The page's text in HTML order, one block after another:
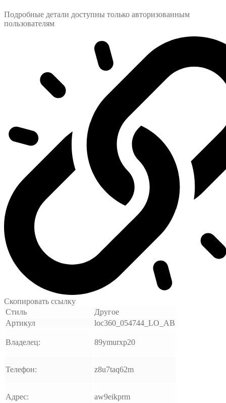
Подробные детали доступны только авторизованным
пользователям
Скопировать ссылку
Стиль
Другое
Артикул
loc360_054744_LO_AB
Владелец: 89ymurxp20
Телефон: z8u7taq62m
Адрес: aw9eikprm